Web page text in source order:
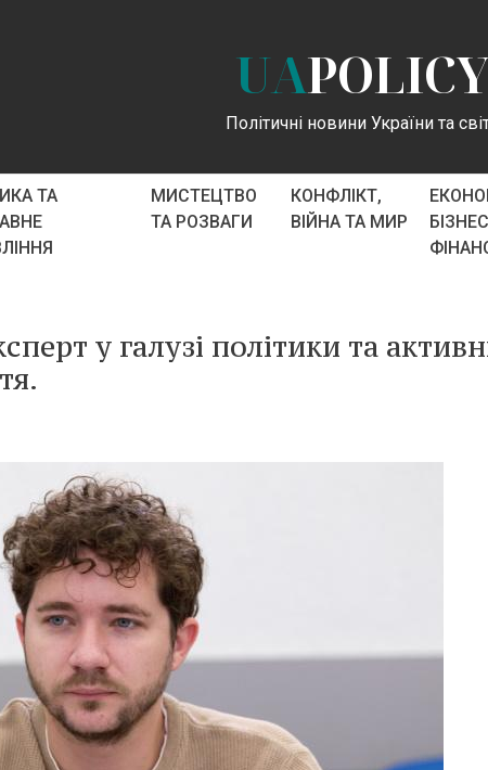
UA
Політичні новини України та
ТА
МИСТЕЦТВО
ТА РОЗВАГИ
КОНФЛІКТ,
ВІЙНА ТА МИР
у галузі політики та